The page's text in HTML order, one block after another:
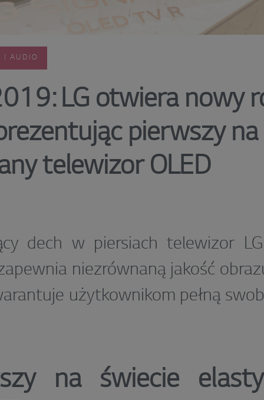
I AUDIO
LG otwiera nowy
pierwszy na
telewizor OLED
dech w piersiach telewizor LG
niezrównaną jakość
użytkownikom pełną
na świecie